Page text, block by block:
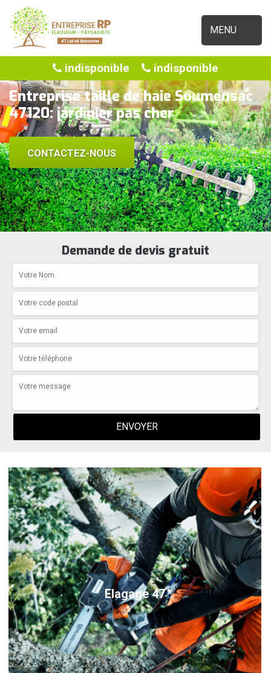
MENU
indisponible indisponible
Entreprise taille de haie Soumensac
47120: jardinier pas cher
CONTACTEZ-NOUS
Demande de devis gratuit
Elagage 47